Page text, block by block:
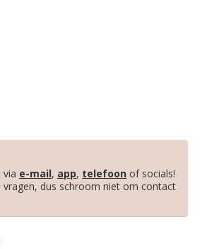
via e-mail, app, telefoon of socials!
dus schroom niet om contact